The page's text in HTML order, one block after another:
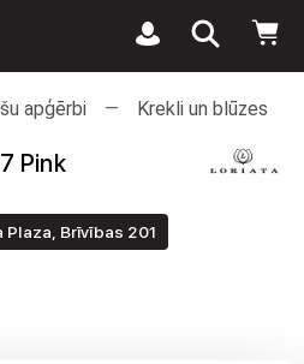
apģērbi Krekli un blūzes
Pink
Brīvības 201